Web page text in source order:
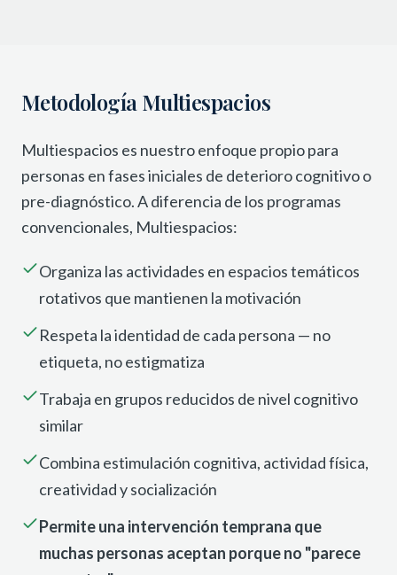
Metodología Multiespacios
Multiespacios es nuestro enfoque propio para
personas en fases iniciales de deterioro cognitivo o
pre-diagnóstico. A diferencia de los programas
convencionales, Multiespacios:
Organiza las actividades en espacios temáticos
rotativos que mantienen la motivación
Respeta la identidad de cada persona — no
etiqueta, no estigmatiza
Trabaja en grupos reducidos de nivel cognitivo
similar
Combina estimulación cognitiva, actividad física,
creatividad y socialización
Permite una intervención temprana que
muchas personas aceptan porque no "parece